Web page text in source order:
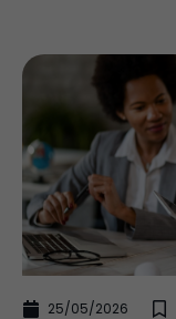
25/05/2026